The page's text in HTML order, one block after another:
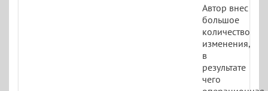
Автор внес
большое
количество
изменения,
в
результате
чего